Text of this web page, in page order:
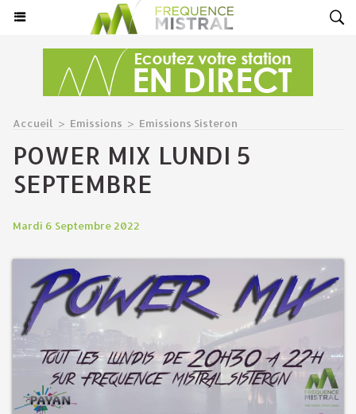
Accueil > Emissions > Emissions Sisteron
POWER MIX LUNDI 5
SEPTEMBRE
Mardi 6 Septembre 2022